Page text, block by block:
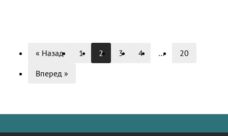
« Назад 1 2 3 4 …
20
Вперед »